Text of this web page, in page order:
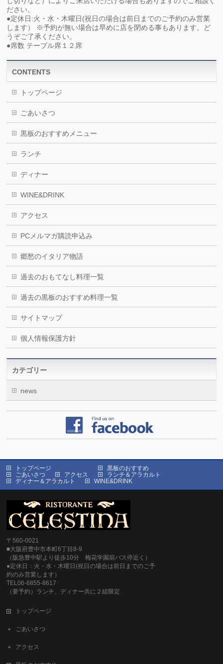
ださい。
●定休日:火・水・木曜日(祝日の場合は前日までのご予約のみ営業
します） ※予約が無い場合は早めに店を閉める事もあります。ど
うぞご了承ください。
●席数 テーブル席１２席
CONTENTS
トップページ
ごあいさつ
黒板のおすすめメニュー
ランチ
ディナー
WINE&DRINK
アクセス
PCメルマガ購読申込み
郷愁のイタリア物語
過去のおもてなし料理一覧
過去の黒板のおすすめ料理一覧
サイトマップ
個人情報保護方針
カテゴリー
news
トップページ
ごあいさつ
アクセス
黒板のおすすめ
ランチ＆アラカルト
ディナー＆アラカルト
WINE&DRINK
〒560-0021
■大阪府豊中市本町6丁目8-9
（阪急豊中駅より徒歩10分 梅花学園前バス停近く）
●定休日：火・水・木曜日(祝日の場合は前日までのご予
約のみ営業します）
TEL06-6855-8617
（要予約）ランチ、ディナー共に２組限定
トップページ
ごあいさつ
アクセス